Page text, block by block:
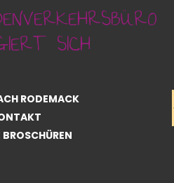
SICH
RODEMACK
BROSCHÜREN